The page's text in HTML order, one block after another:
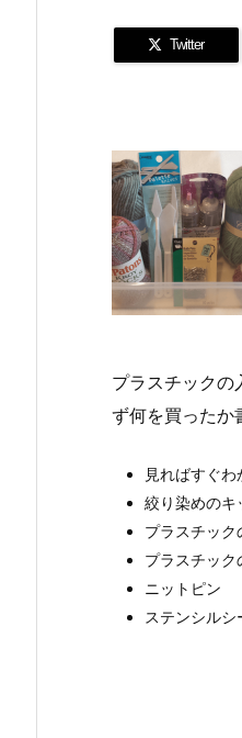
Twitter
プラスチックの
ず何を買ったか
見ればすぐ
絞り染めのキ
プラスチック
プラスチック
ニットピン
ステンシル